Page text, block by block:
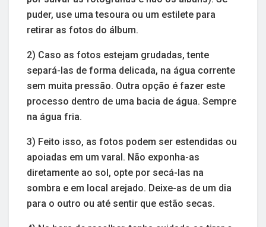
puder, use uma tesoura ou um estilete para
retirar as fotos do álbum.
2) Caso as fotos estejam grudadas, tente
separá-las de forma delicada, na água corrente
sem muita pressão. Outra opção é fazer este
processo dentro de uma bacia de água. Sempre
na água fria.
3) Feito isso, as fotos podem ser estendidas ou
apoiadas em um varal. Não exponha-as
diretamente ao sol, opte por secá-las na
sombra e em local arejado. Deixe-as de um dia
para o outro ou até sentir que estão secas.